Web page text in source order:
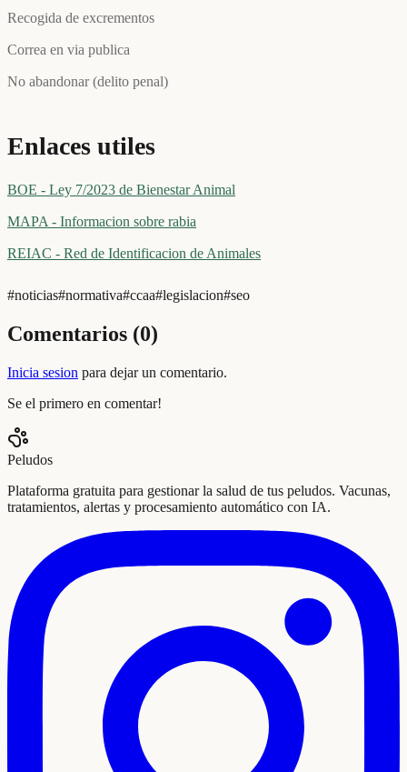
Recogida de excrementos
Correa en via publica
No abandonar (delito penal)
Enlaces utiles
BOE - Ley 7/2023 de Bienestar Animal
MAPA - Informacion sobre rabia
REIAC - Red de Identificacion de Animales
#noticias#normativa#ccaa#legislacion#seo
Comentarios (0)
Inicia sesion para dejar un comentario.
Se el primero en comentar!
Peludos
Plataforma gratuita para gestionar la salud de tus peludos. Vacunas,
tratamientos, alertas y procesamiento automático con IA.